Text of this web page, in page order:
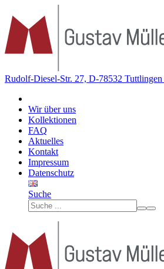
Rudolf-Diesel-Str. 27, D-78532 Tuttlingen
Wir über uns
Kollektionen
FAQ
Aktuelles
Kontakt
Impressum
Datenschutz
Suche